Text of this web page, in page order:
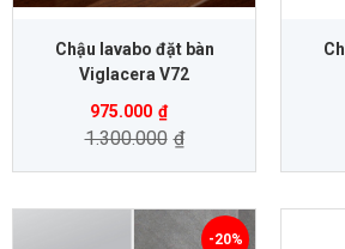
Chậu lavabo đặt bàn
Viglacera V72
975.000 ₫
1.300.000 ₫
-20%